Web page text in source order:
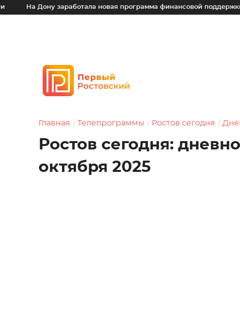
заработала новая программа финансовой поддержки для
Главная Телепрограммы Ростов сегодня
Ростов сегодня:
октября 2025